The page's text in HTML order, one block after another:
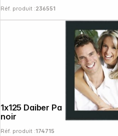
Réf. produit :236551
1x125 Daiber Passep. sans fin 15x20cm carton-chiffon
noir
Réf. produit :174715